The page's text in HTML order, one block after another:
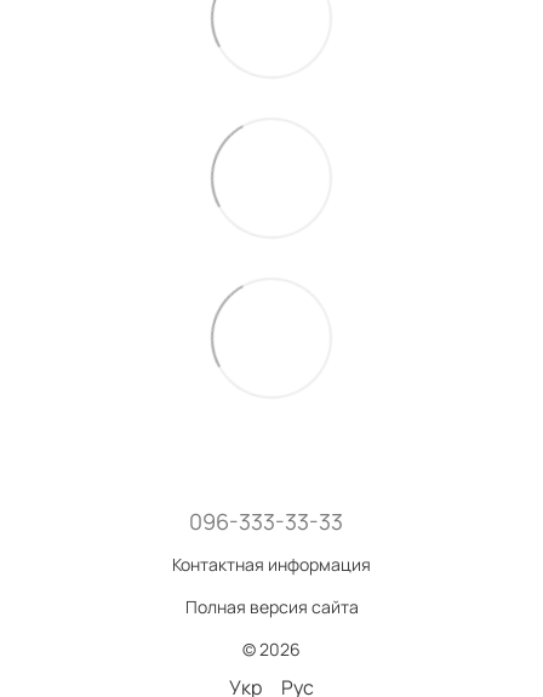
096-333-33-33
Контактная информация
Полная версия сайта
© 2026
Укр Рус